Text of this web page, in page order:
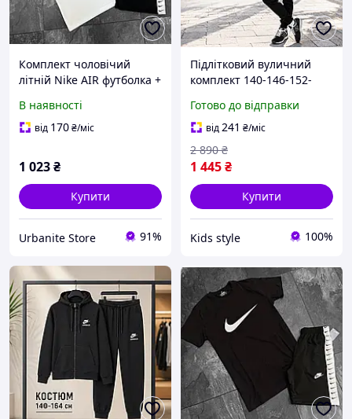
Комплект чоловічий
літній Nike AIR футболка +
спортивний
повсякденний на літо
В наявності
від 170₴/міс
1 023₴
Купити
Urbanite Store 91%
Підлітковий вуличний
комплект 140-146-152-
хлопчикам підліткам,
спортивні костюми Nike
air до школи для дітей
Готово до відправки
від241 ₴/міс
1 445₴
2 890 ₴
Купити
Kids style 100%